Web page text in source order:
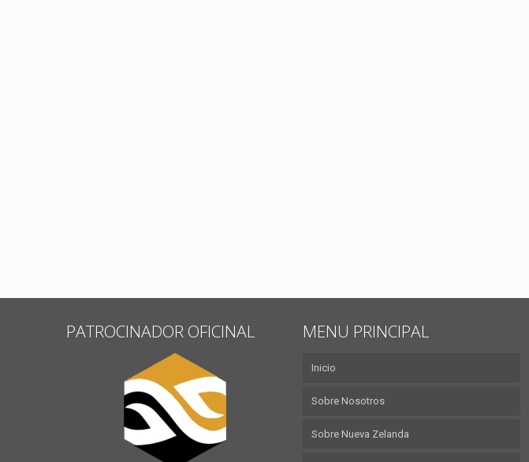
PATROCINADOR OFICINAL MENU PRINCIPAL
Inicio
Sobre Nosotros
Sobre Nueva Zelanda